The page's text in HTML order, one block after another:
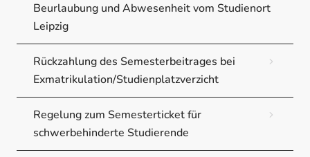
Beurlaubung und Abwesenheit vom Studienort
Leipzig
Rückzahlung des Semesterbeitrages bei
Exmatrikulation/Studienplatzverzicht
Regelung zum Semesterticket für
schwerbehinderte Studierende